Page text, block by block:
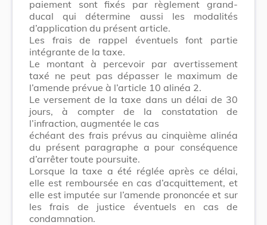
paiement sont fixés par règlement grand-
ducal qui détermine aussi les modalités
d’application du présent article.
Les frais de rappel éventuels font partie
intégrante de la taxe.
Le montant à percevoir par avertissement
taxé ne peut pas dépasser le maximum de
l’amende prévue à l’article 10 alinéa 2.
Le versement de la taxe dans un délai de 30
jours, à compter de la constatation de
l’infraction, augmentée le cas
échéant des frais prévus au cinquième alinéa
du présent paragraphe a pour conséquence
d’arrêter toute poursuite.
Lorsque la taxe a été réglée après ce délai,
elle est remboursée en cas d’acquittement, et
elle est imputée sur l’amende prononcée et sur
les frais de justice éventuels en cas de
condamnation.